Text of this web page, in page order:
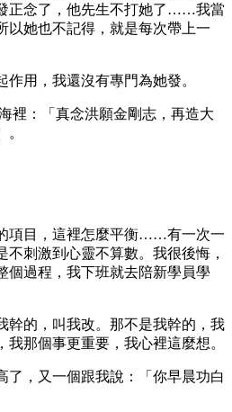
正念了，他先生不打她了……我當
以她也不記得，就是每次帶上一
用，我還沒有專門為她發。
裡：「真念洪願金剛志，再造大
項目，這裡怎麼平衡……有一次一
刺激到心靈不算數。我很後悔，
個過程，我下班就去陪新學員學
幹的，叫我改。那不是我幹的，我
那個事更重要，我心裡這麼想。
了，又一個跟我說：「你早晨功白